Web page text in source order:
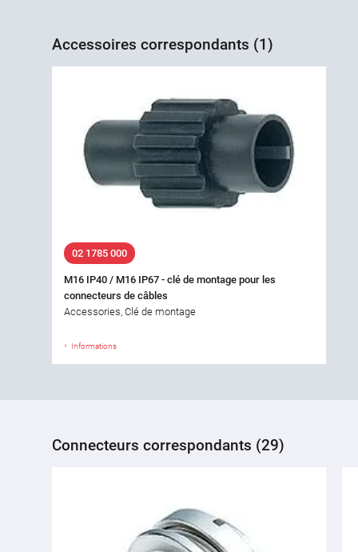
Accessoires correspondants (1)
02 1785 000
M16 IP40 / M16 IP67 - clé de montage pour les
connecteurs de câbles
Accessories, Clé de montage
Informations
Connecteurs correspondants (29)